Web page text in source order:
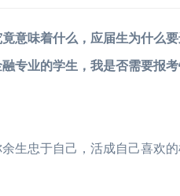
意味着什么，应届生为什么
专业的学生，我是否需要报
生忠于自己，活成自己喜欢